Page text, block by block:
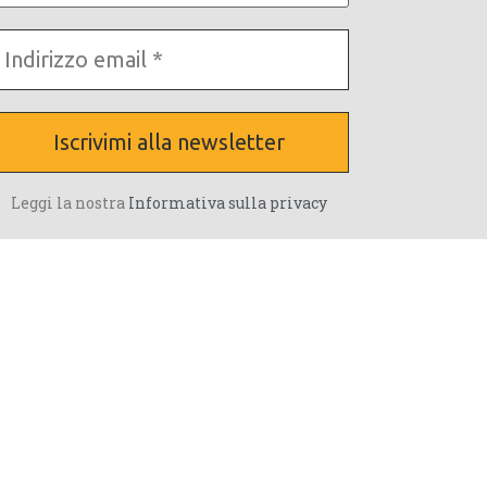
email
Leggi la nostra Informativa sulla privacy